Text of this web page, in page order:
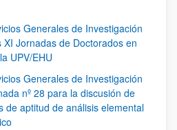
Generales de Investigación
Jornadas de Doctorados en
UPV/EHU
Generales de Investigación
nº 28 para la discusión de
de aptitud de análisis elemental